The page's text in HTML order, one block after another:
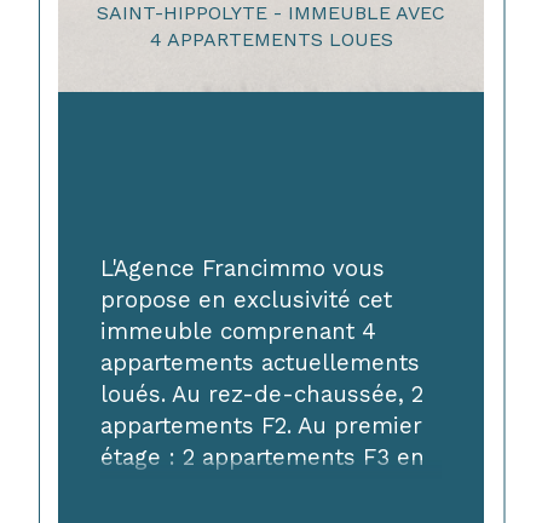
SAINT-HIPPOLYTE - IMMEUBLE AVEC
4 APPARTEMENTS LOUES
L'Agence Francimmo vous
propose en exclusivité cet
immeuble comprenant 4
appartements actuellements
loués. Au rez-de-chaussée, 2
appartements F2. Au premier
étage : 2 appartements F3 en